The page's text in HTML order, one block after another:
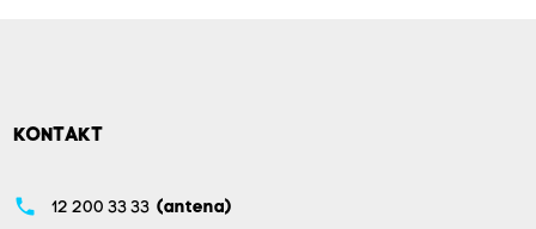
KONTAKT
phone 12 200 33 33 (antena)